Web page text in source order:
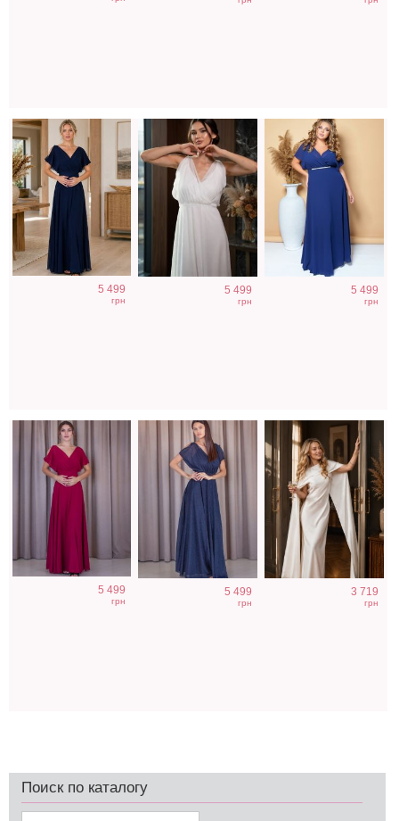
синее платье в
5 499
грн
короткий рукав c
5 499
грн
короткий рукав
5 499
грн
Вечернее
длинное
5 499
грн
Вечернее
блестящее синее
5 499
грн
Вечернее платье
молочного цвета
3 719
грн
Поиск по каталогу